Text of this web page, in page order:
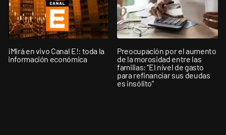
¡Mirá en vivo Canal E!: toda la
información económica
Preocupación por el aumento
de la morosidad entre las
familias: “El nivel de gasto
para refinanciar sus deudas
es insólito”